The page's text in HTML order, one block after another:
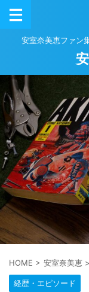
安室奈美恵ファン
HOME > 安室奈美恵 >
経歴・エピソード